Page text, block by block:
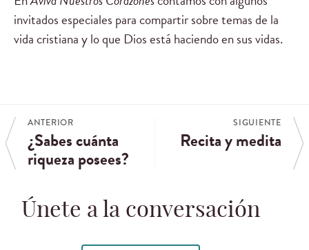
invitados especiales para compartir sobre temas de la
vida cristiana y lo que Dios está haciendo en sus vidas.
ANTERIOR
¿Sabes cuánta
riqueza posees?
SIGUIENTE
Recita y medita
Únete a la conversación